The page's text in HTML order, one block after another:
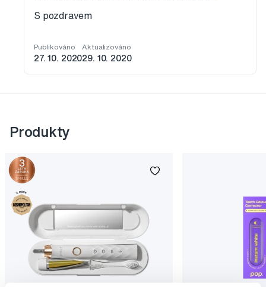
S pozdravem
Publikováno
27. 10. 2020
Aktualizováno
29. 10. 2020
Produkty